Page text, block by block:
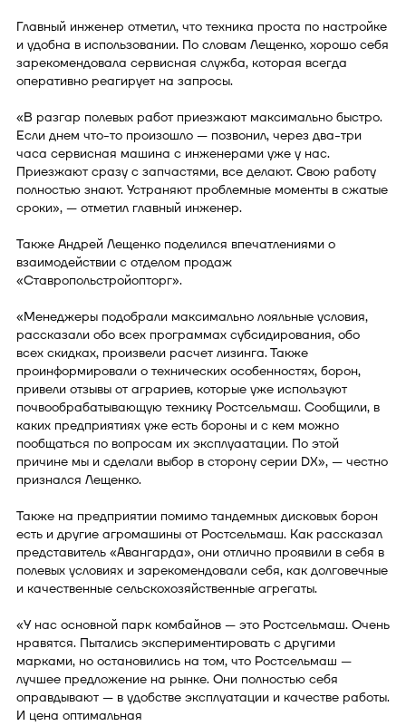
Главный инженер отметил, что техника проста по настройке
и удобна в использовании. По словам Лещенко, хорошо себя
зарекомендовала сервисная служба, которая всегда
оперативно реагирует на запросы.
«В разгар полевых работ приезжают максимально быстро.
Если днем что-то произошло — позвонил, через два-три
часа сервисная машина с инженерами уже у нас.
Приезжают сразу с запчастями, все делают. Свою работу
полностью знают. Устраняют проблемные моменты в сжатые
сроки», — отметил главный инженер.
Также Андрей Лещенко поделился впечатлениями о
взаимодействии с отделом продаж
«Ставропольстройопторг».
«Менеджеры подобрали максимально лояльные условия,
рассказали обо всех программах субсидирования, обо
всех скидках, произвели расчет лизинга. Также
проинформировали о технических особенностях, борон,
привели отзывы от аграриев, которые уже используют
почвообрабатывающую технику Ростсельмаш. Сообщили, в
каких предприятиях уже есть бороны и с кем можно
пообщаться по вопросам их эксплуаатации. По этой
причине мы и сделали выбор в сторону серии DX», — честно
признался Лещенко.
Также на предприятии помимо тандемных дисковых борон
есть и другие агромашины от Ростсельмаш. Как рассказал
представитель «Авангарда», они отлично проявили в себя в
полевых условиях и зарекомендовали себя, как долговечные
и качественные сельскохозяйственные агрегаты.
«У нас основной парк комбайнов — это Ростсельмаш. Очень
нравятся. Пытались экспериментировать с другими
марками, но остановились на том, что Ростсельмаш —
лучшее предложение на рынке. Они полностью себя
оправдывают — в удобстве эксплуатации и качестве работы.
И цена оптимальная